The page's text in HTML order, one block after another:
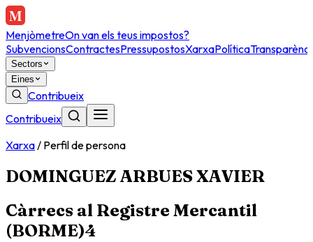
MenjòmetreOn van els teus impostos?
SubvencionsContractesPressupostosXarxaPolítica
Sectors
Eines
Contribueix
Contribueix
Xarxa/ Perfil de persona
DOMINGUEZ ARBUES XAVIER
Càrrecs al Registre Mercantil
(BORME)4